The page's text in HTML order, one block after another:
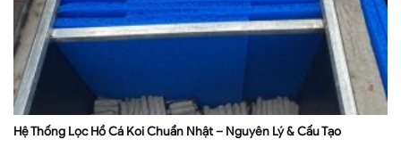
Hệ Thống Lọc Hồ Cá Koi Chuẩn Nhật – Nguyên Lý & Cấu Tạo